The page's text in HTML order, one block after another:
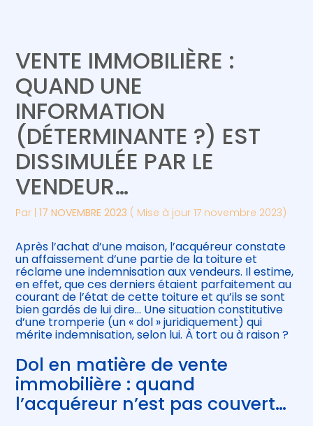
Gérer votre quotidien
Piloter votre entreprise
Développer votre entreprise
Construire votre patrimoine
Être prêt pour la facturation
Suivre votre comptabilité
Gérer vos ressources humaines
VENTE IMMOBILIÈRE :
QUAND UNE
INFORMATION
(DÉTERMINANTE ?) EST
DISSIMULÉE PAR LE
VENDEUR…
Par |17 NOVEMBRE 2023 ( Mise à jour 17 novembre 2023)
Après l’achat d’une maison, l’acquéreur constate
un affaissement d’une partie de la toiture et
réclame une indemnisation aux vendeurs. Il estime,
en effet, que ces derniers étaient parfaitement au
courant de l’état de cette toiture et qu’ils se sont
bien gardés de lui dire… Une situation constitutive
d’une tromperie (un « dol » juridiquement) qui
mérite indemnisation, selon lui. À tort ou à raison ?
Dol en matière de vente
immobilière : quand
l’acquéreur n’est pas couvert…